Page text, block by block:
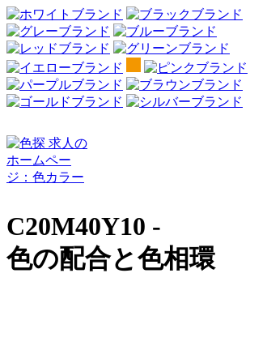
C20M40Y10 -
色の配合と色相環